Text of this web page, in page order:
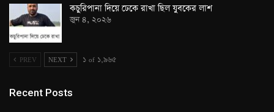
কচুরিপানা দিয়ে ঢেকে রাখা ছিল যুবকের লাশ
জুন ৪, ২০২৬
PREV NEXT ১ of ১,৯৬৫
Recent Posts